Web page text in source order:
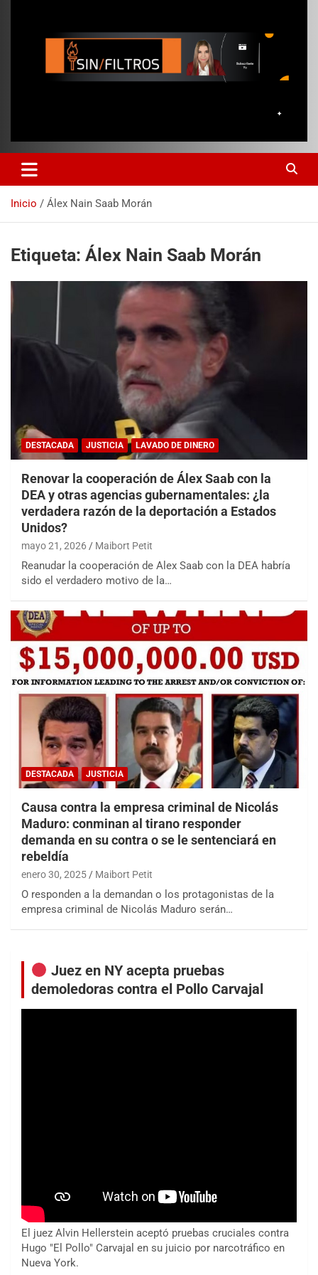
Inicio Álex Nain Saab Morán
Etiqueta: Álex Nain Saab Morán
DESTACADA JUSTICIA LAVADO DE DINERO
Renovar la cooperación de Álex Saab con la
DEA y otras agencias gubernamentales: ¿la
verdadera razón de la deportación a Estados
Unidos?
mayo 21, 2026 Maibort Petit
Reanudar la cooperación de Alex Saab con la DEA habría
sido el verdadero motivo de la…
DESTACADA JUSTICIA
Causa contra la empresa criminal de Nicolás
Maduro: conminan al tirano responder
demanda en su contra o se le sentenciará en
rebeldía
enero 30, 2025 Maibort Petit
O responden a la demandan o los protagonistas de la
empresa criminal de Nicolás Maduro serán…
Juez en NY acepta pruebas
demoledoras contra el Pollo Carvajal
El juez Alvin Hellerstein aceptó pruebas cruciales contra
Hugo "El Pollo" Carvajal en su juicio por narcotráfico en
Nueva York.